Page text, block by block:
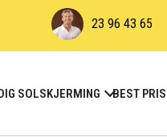
23 96 43 65
SOLSKJERMING BEST PRIS